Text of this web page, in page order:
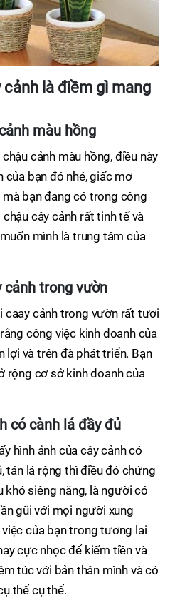
là điềm gì mang
màu hồng
cảnh màu hồng, điều này
bạn đó nhé, giấc mơ
bạn đang có trong công
cây cảnh rất tinh tế và
mình là trung tâm của
trong vườn
caay cảnh trong vườn rất tươi
công việc kinh doanh của
lợi và trên đà phát triển. Bạn
rộng cơ sở kinh doanh của
có cành lá đầy đủ
hình ảnh của cây cảnh có
tán lá rộng thì điều đó chứng
khó siêng năng, là người có
gũi với mọi người xung
của bạn trong tương lai
cực nhọc để kiếm tiền và
túc với bản thân mình và có
thể cụ thể.